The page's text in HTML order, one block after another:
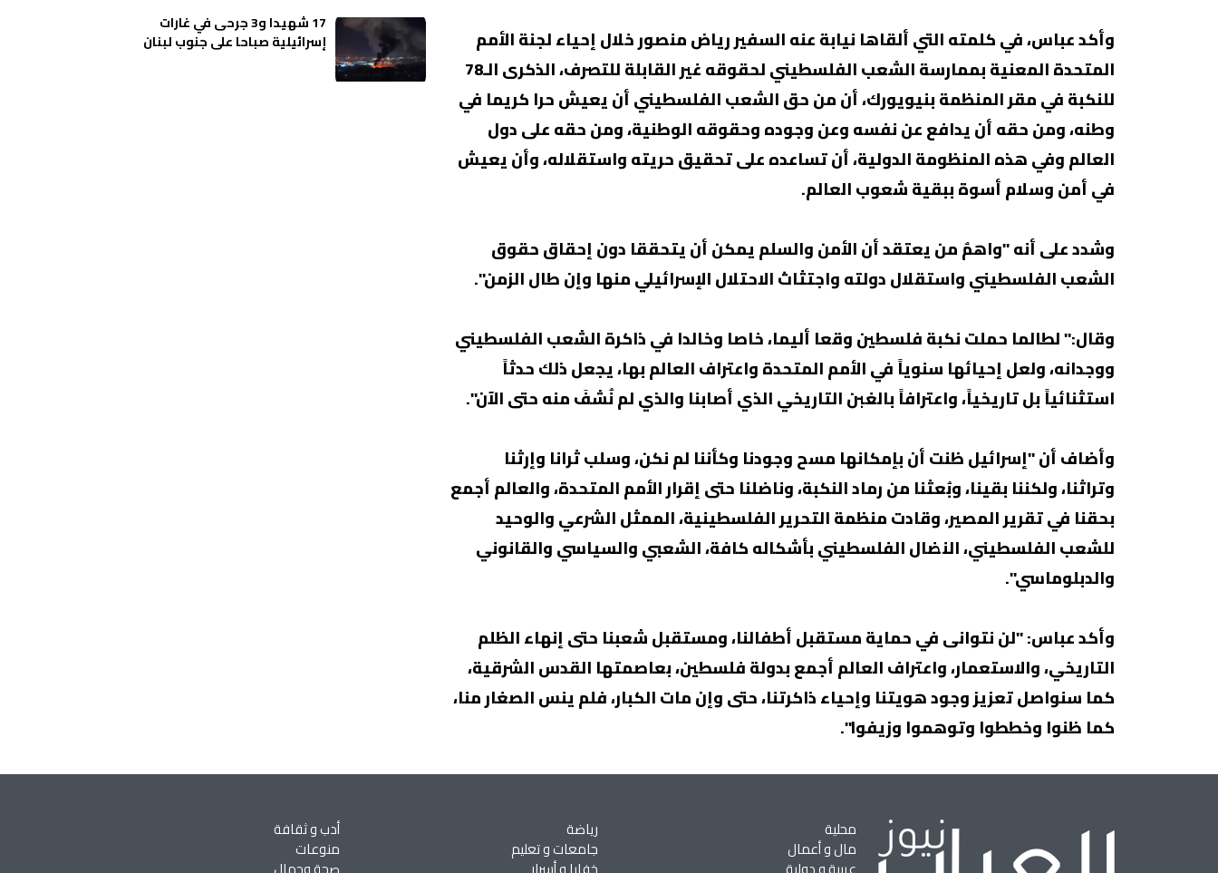
وأكد عباس، في كلمته التي ألقاها نيابة عنه السفير رياض منصور خلال إحياء لجنة الأمم
المتحدة المعنية بممارسة الشعب الفلسطيني لحقوقه غير القابلة للتصرف، الذكرى الـ78
للنكبة في مقر المنظمة بنيويورك، أن من حق الشعب الفلسطيني أن يعيش حرا كريما في
وطنه، ومن حقه أن يدافع عن نفسه وعن وجوده وحقوقه الوطنية، ومن حقه على دول
العالم وفي هذه المنظومة الدولية، أن تساعده على تحقيق حريته واستقلاله، وأن يعيش
في أمن وسلام أسوة ببقية شعوب العالم.
وشدد على أنه "واهمٌ من يعتقد أن الأمن والسلم يمكن أن يتحققا دون إحقاق حقوق
الشعب الفلسطيني واستقلال دولته واجتثاث الاحتلال الإسرائيلي منها وإن طال الزمن".
وقال:" لطالما حملت نكبة فلسطين وقعا أليما، خاصا وخالدا في ذاكرة الشعب الفلسطيني
ووجدانه، ولعل إحيائها سنوياً في الأمم المتحدة واعتراف العالم بها، يجعل ذلك حدثاً
استثنائياً بل تاريخياً، واعترافاً بالغبن التاريخي الذي أصابنا والذي لم نُشفَ منه حتى الآن".
وأضاف أن "إسرائيل ظنت أن بإمكانها مسح وجودنا وكأننا لم نكن، وسلب ثرانا وإرثنا
وتراثنا، ولكننا بقينا، وبُعثنا من رماد النكبة، وناضلنا حتى إقرار الأمم المتحدة، والعالم أجمع
بحقنا في تقرير المصير، وقادت منظمة التحرير الفلسطينية، الممثل الشرعي والوحيد
للشعب الفلسطيني، النضال الفلسطيني بأشكاله كافة، الشعبي والسياسي والقانوني
والدبلوماسي".
وأكد عباس: "لن نتوانى في حماية مستقبل أطفالنا، ومستقبل شعبنا حتى إنهاء الظلم
التاريخي، والاستعمار، واعتراف العالم أجمع بدولة فلسطين، بعاصمتها القدس الشرقية،
كما سنواصل تعزيز وجود هويتنا وإحياء ذاكرتنا، حتى وإن مات الكبار، فلم ينس الصغار منا،
كما ظنوا وخططوا وتوهموا وزيفوا".
17 شهيدا و3 جرحى في غارات
إسرائيلية صباحا على جنوب لبنان
محلية
مال و أعمال
رياضة
جامعات و تعليم
أدب و ثقافة
منوعات